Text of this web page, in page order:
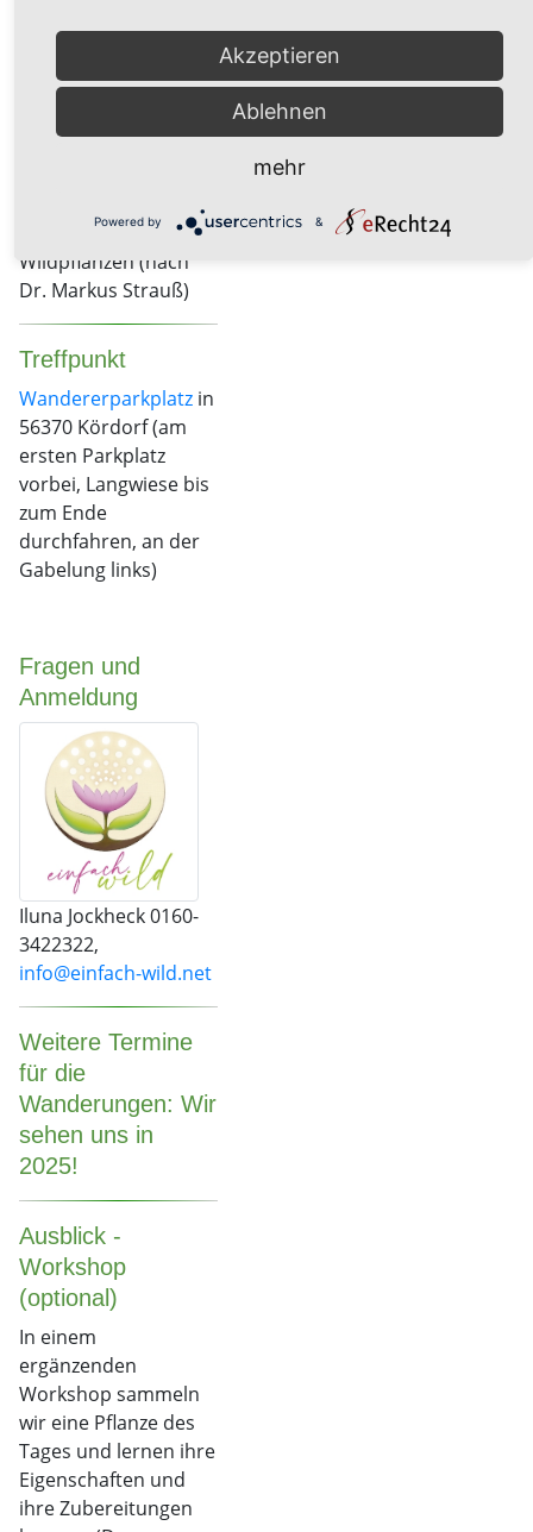
Buffet von Mutter
Erde ist reich
gedeckt...
Selbstversorgung mit
essbaren
Wildpflanzen (nach
Dr. Markus Strauß)
Treffpunkt
Wandererparkplatz in
56370 Kördorf (am
ersten Parkplatz
vorbei, Langwiese bis
zum Ende
durchfahren, an der
Gabelung links)
Fragen und
Anmeldung
Iluna Jockheck 0160-
3422322,
info@einfach-wild.net
Weitere Termine
für die
Wanderungen: Wir
sehen uns in
2025!
Ausblick -
Workshop
(optional)
In einem
ergänzenden
Workshop sammeln
wir eine Pflanze des
Tages und lernen ihre
Eigenschaften und
ihre Zubereitungen
Akzeptieren
Ablehnen
mehr
Powered by &